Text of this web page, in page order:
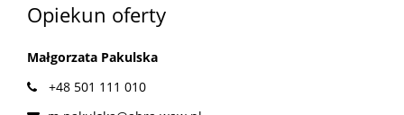
Opiekun oferty
Małgorzata Pakulska
+48 501 111 010